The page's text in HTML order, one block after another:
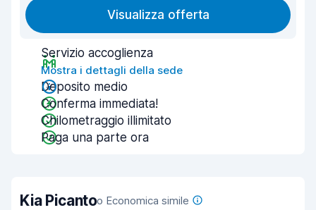
Visualizza offerta
Servizio accoglienza
Mostra i dettagli della sede
Deposito medio
Conferma immediata!
Chilometraggio illimitato
Paga una parte ora
Kia Picantoo Economica simile